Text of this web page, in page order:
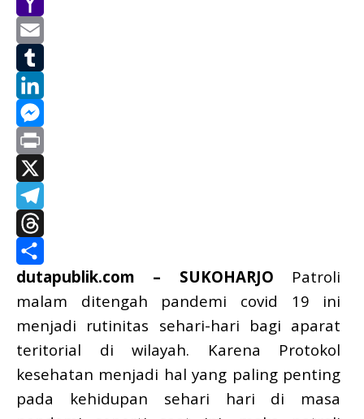
Yahoo
Mail
Email
Tumblr
LinkedIn
Messenger
Print
X
Telegram
Threads
Share
dutapublik.com – SUKOHARJO Patroli
malam ditengah pandemi covid 19 ini
menjadi rutinitas sehari-hari bagi aparat
teritorial di wilayah. Karena Protokol
kesehatan menjadi hal yang paling penting
pada kehidupan sehari hari di masa